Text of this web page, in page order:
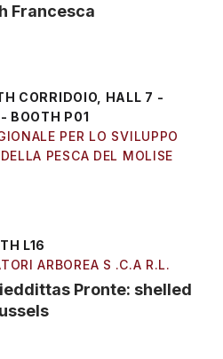
Francesca
CORRIDOIO, HALL 7 -
BOOTH P01
PER LO SVILUPPO
PESCA DEL MOLISE
L16
ARBOREA S .C.A R.L.
Pronte: shelled